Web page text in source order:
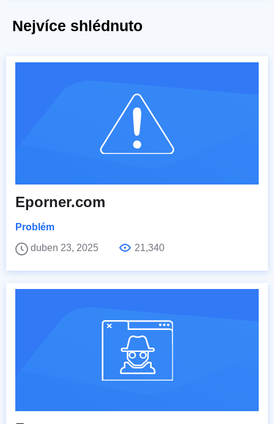
Nejvíce shlédnuto
Eporner.com
Problém
duben 23, 2025
21,340